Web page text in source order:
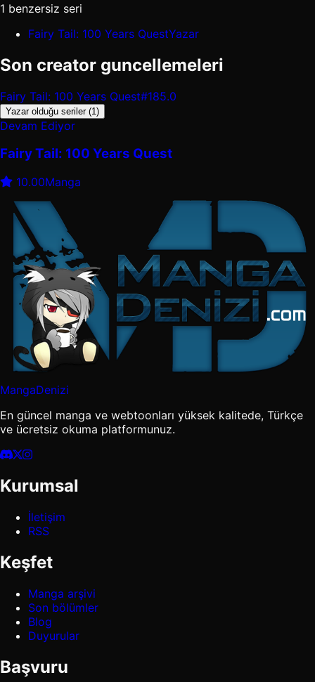
1 benzersiz seri
Fairy Tail: 100 Years QuestYazar
Son creator guncellemeleri
Fairy Tail: 100 Years Quest#185.0
Yazar olduğu seriler (1)
Devam Ediyor
Fairy Tail: 100 Years Quest
10.00Manga
MangaDenizi
En güncel manga ve webtoonları yüksek kalitede, Türkçe
ve ücretsiz okuma platformunuz.
Kurumsal
İletişim
RSS
Keşfet
Manga arşivi
Son bölümler
Blog
Duyurular
Başvuru